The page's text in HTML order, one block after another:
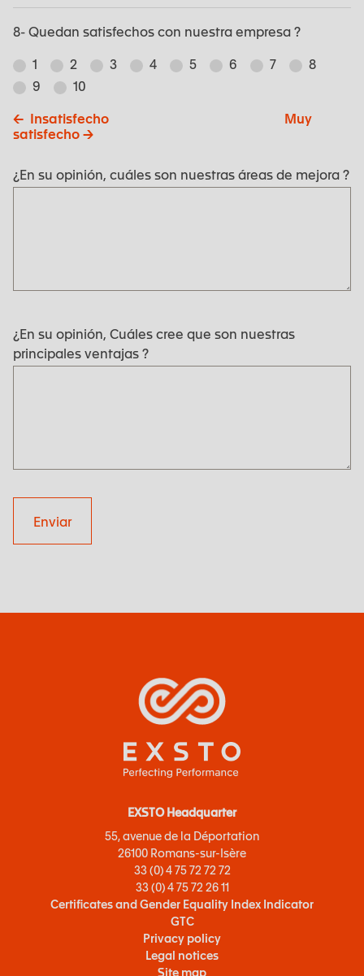
8- Quedan satisfechos con nuestra empresa ?
1
2 3 4 5 6 7
8
9
10
<- Insatisfecho Muy
satisfecho ->
¿En su opinión, cuáles son nuestras áreas de mejora ?
¿En su opinión, Cuáles cree que son nuestras
principales ventajas ?
Enviar
EXSTO Headquarter
55, avenue de la Déportation
26100 Romans-sur-Isère
33 (0) 4 75 72 72 72
33 (0) 4 75 72 26 11
Certificates and Gender Equality Index Indicator
GTC
Privacy policy
Legal notices
Site map